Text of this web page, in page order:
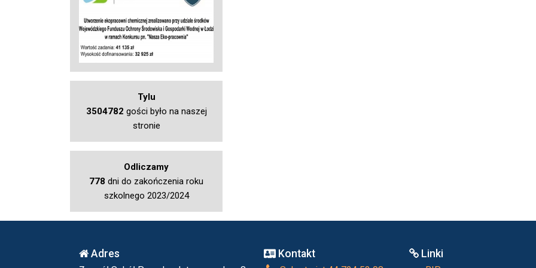
Tylu
3504782 gości było na naszej
stronie
Odliczamy
778 dni do zakończenia roku
szkolnego 2023/2024
Adres Kontakt Linki